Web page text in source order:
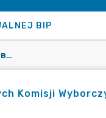
BIP
INFORMACJA O ROZPOCZĘCIU PRAC OBWODOWYCH KOMISJI WYBORCZYCH W DNIU WYBORÓW 9 CZERWCA 2024 R.
Komisji